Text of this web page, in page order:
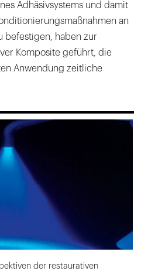
Adhäsivsystems und damit
an
befestigen, haben zur
Komposite geführt, die
Anwendung zeitliche
der restaurativen